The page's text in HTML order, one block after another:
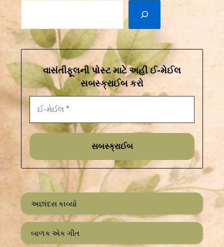
વાસંતીફૂલની પોસ્ટ માટે અહીં ઈ-મેઈલ
સબસ્ક્રાઈબ કરો
અછાંદસ કાવ્યો
બાળક એક ગીત